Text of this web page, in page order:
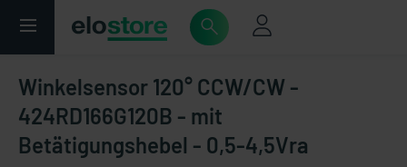
Winkelsensor 120° CCW/CW -
424RD166G120B - mit
Betätigungshebel - 0,5-4,5Vra